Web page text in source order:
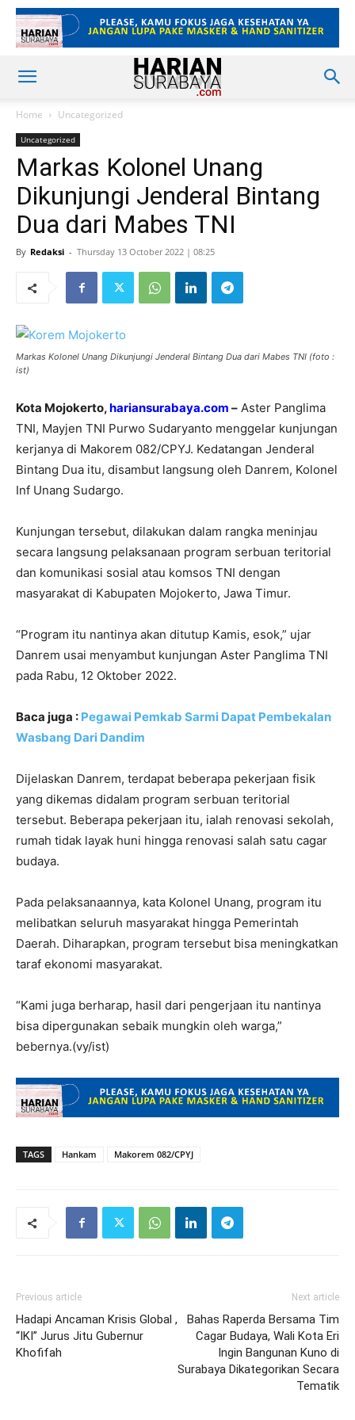
Home Uncategorized
Uncategorized
Markas Kolonel Unang
Dikunjungi Jenderal Bintang
Dua dari Mabes TNI
By Redaksi - Thursday 13 October 2022 | 08:25
Markas Kolonel Unang Dikunjungi Jenderal Bintang Dua dari Mabes TNI (foto :
ist)
Kota Mojokerto,hariansurabaya.com – Aster Panglima
TNI, Mayjen TNI Purwo Sudaryanto menggelar kunjungan
kerjanya di Makorem 082/CPYJ. Kedatangan Jenderal
Bintang Dua itu, disambut langsung oleh Danrem, Kolonel
Inf Unang Sudargo.
Kunjungan tersebut, dilakukan dalam rangka meninjau
secara langsung pelaksanaan program serbuan teritorial
dan komunikasi sosial atau komsos TNI dengan
masyarakat di Kabupaten Mojokerto, Jawa Timur.
“Program itu nantinya akan ditutup Kamis, esok,” ujar
Danrem usai menyambut kunjungan Aster Panglima TNI
pada Rabu, 12 Oktober 2022.
Baca juga : Pegawai Pemkab Sarmi Dapat Pembekalan
Wasbang Dari Dandim
Dijelaskan Danrem, terdapat beberapa pekerjaan fisik
yang dikemas didalam program serbuan teritorial
tersebut. Beberapa pekerjaan itu, ialah renovasi sekolah,
rumah tidak layak huni hingga renovasi salah satu cagar
budaya.
Pada pelaksanaannya, kata Kolonel Unang, program itu
melibatkan seluruh masyarakat hingga Pemerintah
Daerah. Diharapkan, program tersebut bisa meningkatkan
taraf ekonomi masyarakat.
“Kami juga berharap, hasil dari pengerjaan itu nantinya
bisa dipergunakan sebaik mungkin oleh warga,”
bebernya.(vy/ist)
TAGS Hankam Makorem 082/CPYJ
Previous article
Hadapi Ancaman Krisis Global ,
“IKI” Jurus Jitu Gubernur
Khofifah
Next article
Bahas Raperda Bersama Tim
Cagar Budaya, Wali Kota Eri
Ingin Bangunan Kuno di
Surabaya Dikategorikan Secara
Tematik